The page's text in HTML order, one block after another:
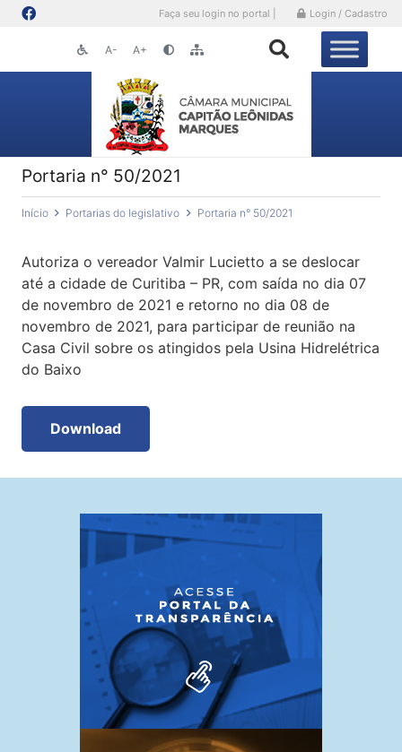
Faça seu login no portal | Login / Cadastro
A- A+
Portaria n° 50/2021
Início Portarias do legislativo Portaria n° 50/2021
Autoriza o vereador Valmir Lucietto a se deslocar
até a cidade de Curitiba – PR, com saída no dia 07
de novembro de 2021 e retorno no dia 08 de
novembro de 2021, para participar de reunião na
Casa Civil sobre os atingidos pela Usina Hidrelétrica
do Baixo
Download